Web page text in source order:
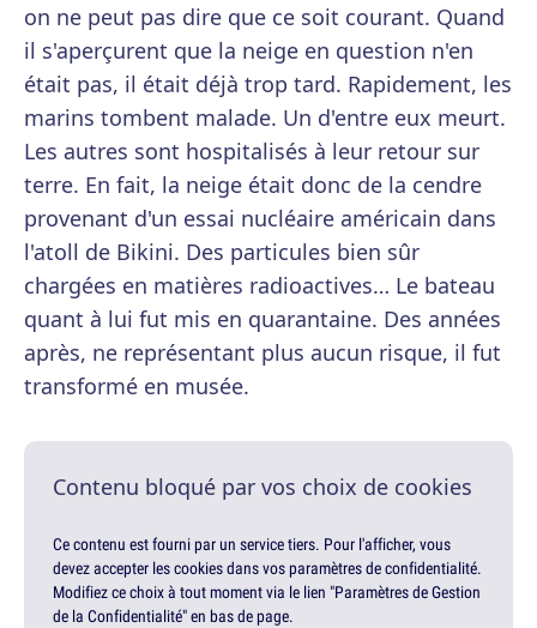
on ne peut pas dire que ce soit courant. Quand
il s'aperçurent que la neige en question n'en
était pas, il était déjà trop tard. Rapidement, les
marins tombent malade. Un d'entre eux meurt.
Les autres sont hospitalisés à leur retour sur
terre. En fait, la neige était donc de la cendre
provenant d'un essai nucléaire américain dans
l'atoll de Bikini. Des particules bien sûr
chargées en matières radioactives… Le bateau
quant à lui fut mis en quarantaine. Des années
après, ne représentant plus aucun risque, il fut
transformé en musée.
Contenu bloqué par vos choix de cookies
Ce contenu est fourni par un service tiers. Pour l'afficher, vous
devez accepter les cookies dans vos paramètres de confidentialité.
Modifiez ce choix à tout moment via le lien "Paramètres de Gestion
de la Confidentialité" en bas de page.